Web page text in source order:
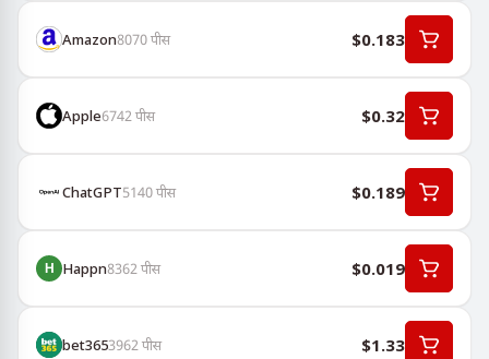
Amazon8070पीस $0.183
Apple6742 पीस $0.32
ChatGPT5140पीस $0.189
Happn8362 पीस $0.019
bet3653962 पीस $1.33